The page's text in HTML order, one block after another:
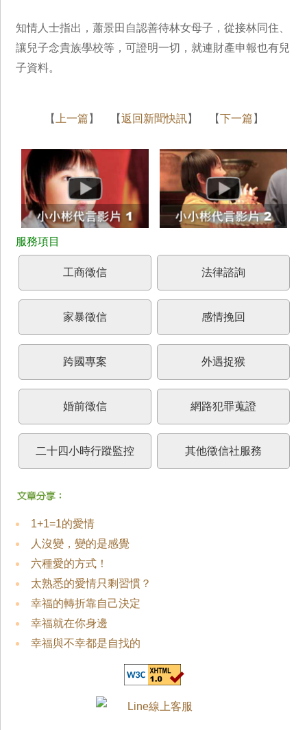
知情人士指出，蕭景田自認善待林女母子，從接林同住、
讓兒子念貴族學校等，可證明一切，就連財產申報也有兒
子資料。
【 上一篇 】 【返回新聞快訊】 【下一篇 】
工商徵信 法律諮詢
家暴徵信 感情挽回
跨國專案 外遇捉猴
婚前徵信 網路犯罪蒐證
二十四小時行蹤監控 其他徵信社服務
1+1=1的愛情
人沒變，變的是感覺
六種愛的方式！
太熟悉的愛情只剩習慣？
幸福的轉折靠自己決定
幸福就在你身邊
幸福與不幸都是自找的